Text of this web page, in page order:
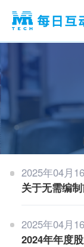
首页
公司介绍
新闻中心
投资者关系
2025年04月
关于无需编
2025年04月
2024年年度